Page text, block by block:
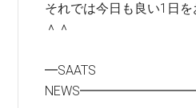
それでは今日も良い1日
＾＾
━SAATS